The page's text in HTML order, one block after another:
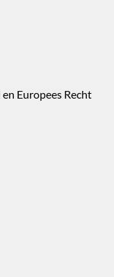
Europees Recht